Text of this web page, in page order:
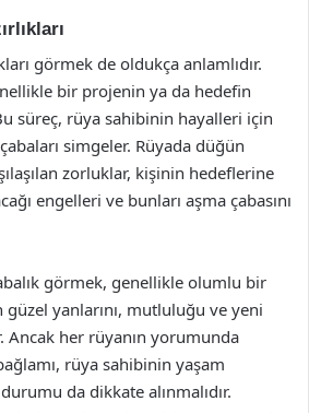
görmek de oldukça anlamlıdır.
bir projenin ya da hedefin
süreç, rüya sahibinin hayalleri için
çabaları simgeler. Rüyada düğün
zorluklar, kişinin hedeflerine
engelleri ve bunları aşma çabasını
görmek, genellikle olumlu bir
güzel yanlarını, mutluluğu ve yeni
Ancak her rüyanın yorumunda
rüya sahibinin yaşam
da dikkate alınmalıdır.